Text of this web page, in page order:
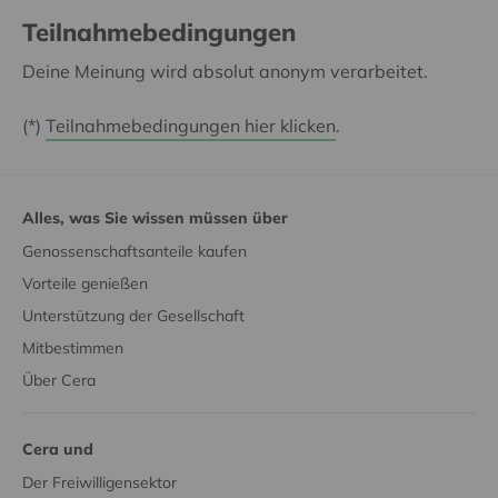
Teilnahmebedingungen
Deine Meinung wird absolut anonym verarbeitet.
(*) Teilnahmebedingungen hier klicken.
Alles, was Sie wissen müssen über
Genossenschaftsanteile kaufen
Vorteile genießen
Unterstützung der Gesellschaft
Mitbestimmen
Über Cera
Cera und
Der Freiwilligensektor